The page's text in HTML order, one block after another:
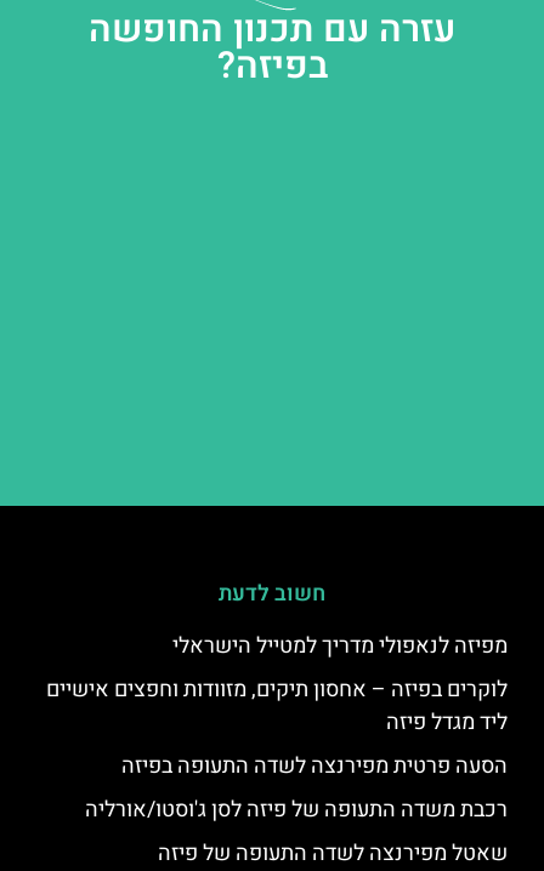
עזרה עם תכנון החופשה
בפיזה?
חשוב לדעת
מפיזה לנאפולי מדריך למטייל הישראלי
לוקרים בפיזה – אחסון תיקים, מזוודות וחפצים אישיים
ליד מגדל פיזה
הסעה פרטית מפירנצה לשדה התעופה בפיזה
רכבת משדה התעופה של פיזה לסן ג'וסטו/אורליה
שאטל מפירנצה לשדה התעופה של פיזה